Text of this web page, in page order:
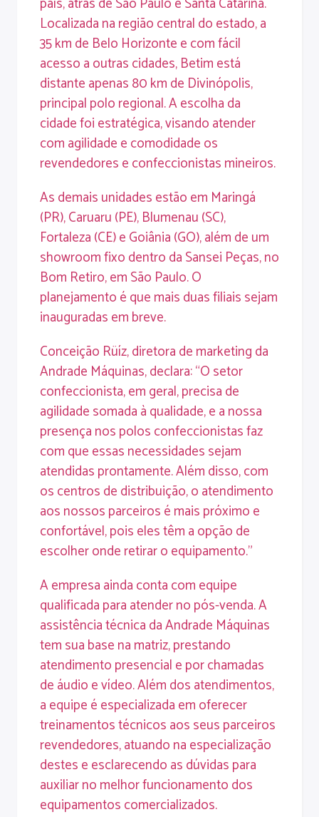
Localizada na região central do estado, a
35 km de Belo Horizonte e com fácil
acesso a outras cidades, Betim está
distante apenas 80 km de Divinópolis,
principal polo regional. A escolha da
cidade foi estratégica, visando atender
com agilidade e comodidade os
revendedores e confeccionistas mineiros.
As demais unidades estão em Maringá
(PR), Caruaru (PE), Blumenau (SC),
Fortaleza (CE) e Goiânia (GO), além de um
showroom fixo dentro da Sansei Peças, no
Bom Retiro, em São Paulo. O
planejamento é que mais duas filiais sejam
inauguradas em breve.
Conceição Rüíz, diretora de marketing da
Andrade Máquinas, declara: “O setor
confeccionista, em geral, precisa de
agilidade somada à qualidade, e a nossa
presença nos polos confeccionistas faz
com que essas necessidades sejam
atendidas prontamente. Além disso, com
os centros de distribuição, o atendimento
aos nossos parceiros é mais próximo e
confortável, pois eles têm a opção de
escolher onde retirar o equipamento.”
A empresa ainda conta com equipe
qualificada para atender no pós-venda. A
assistência técnica da Andrade Máquinas
tem sua base na matriz, prestando
atendimento presencial e por chamadas
de áudio e vídeo. Além dos atendimentos,
a equipe é especializada em oferecer
treinamentos técnicos aos seus parceiros
revendedores, atuando na especialização
destes e esclarecendo as dúvidas para
auxiliar no melhor funcionamento dos
equipamentos comercializados.